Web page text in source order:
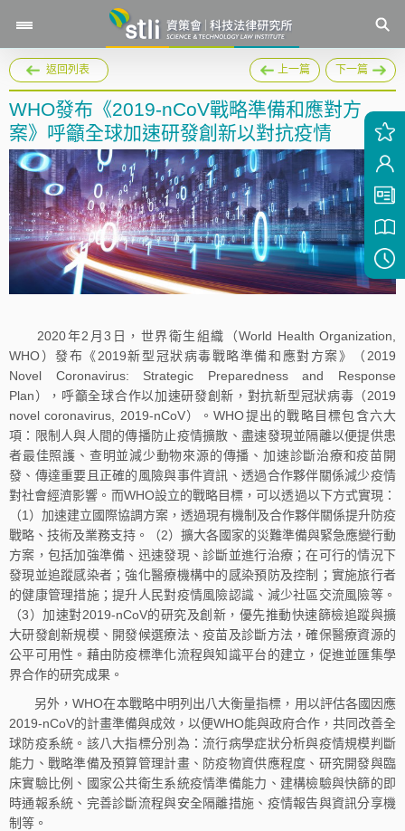
返回列表 上一篇 下一篇
WHO發布《2019‑nCoV戰略準備和應對方
案》呼籲全球加速研發創新以對抗疫情
2020年2月3日，世界衛生組織（World Health Organization,
WHO）發布《2019新型冠狀病毒戰略準備和應對方案》（2019
Novel Coronavirus: Strategic Preparedness and Response
Plan），呼籲全球合作以加速研發創新，對抗新型冠狀病毒（2019
novel coronavirus, 2019-nCoV）。WHO提出的戰略目標包含六大
項：限制人與人間的傳播防止疫情擴散、盡速發現並隔離以便提供患
者最佳照護、查明並減少動物來源的傳播、加速診斷治療和疫苗開
發、傳達重要且正確的風險與事件資訊、透過合作夥伴關係減少疫情
對社會經濟影響。而WHO設立的戰略目標，可以透過以下方式實現：
（1）加速建立國際協調方案，透過現有機制及合作夥伴關係提升防疫
戰略、技術及業務支持。（2）擴大各國家的災難準備與緊急應變行動
方案，包括加強準備、迅速發現、診斷並進行治療；在可行的情況下
發現並追蹤感染者；強化醫療機構中的感染預防及控制；實施旅行者
的健康管理措施；提升人民對疫情風險認識、減少社區交流風險等。
（3）加速對2019‑nCoV的研究及創新，優先推動快速篩檢追蹤與擴
大研發創新規模、開發候選療法、疫苗及診斷方法，確保醫療資源的
公平可用性。藉由防疫標準化流程與知識平台的建立，促進並匯集學
界合作的研究成果。
另外，WHO在本戰略中明列出八大衡量指標，用以評估各國因應
2019-nCoV的計畫準備與成效，以便WHO能與政府合作，共同改善全
球防疫系統。該八大指標分別為：流行病學症狀分析與疫情規模判斷
能力、戰略準備及預算管理計畫、防疫物資供應程度、研究開發與臨
床實驗比例、國家公共衛生系統疫情準備能力、建構檢驗與快篩的即
時通報系統、完善診斷流程與安全隔離措施、疫情報告與資訊分享機
制等。